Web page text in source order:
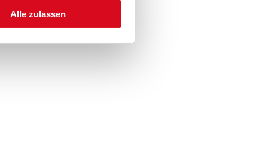
Alle zulassen